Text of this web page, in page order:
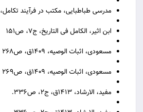
مدرسی طباطبایی، مکتب در فرآیند تکامل، ۱۳۷۴ش، ص۹۳.
ابن اثیر، الکامل فی التاریخ، ج۷، ص۱۵۱
مسعودی، اثبات الوصیه، ۱۴۰۹ق، ص۲۶۸
مسعودی، اثبات الوصیه، ۱۴۰۹ق، ص۲۶۹
مفید، الارشاد، ۱۴۱۳ق، ج۲، ص۳۳۶.